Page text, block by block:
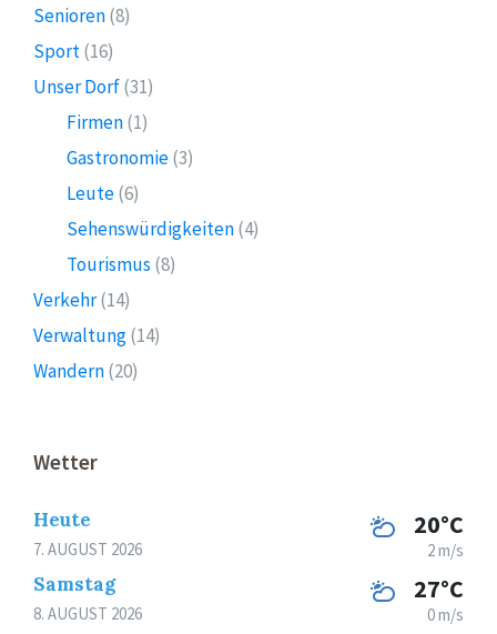
Senioren(8)
Sport(16)
Unser Dorf(31)
Firmen(1)
Gastronomie(3)
Leute(6)
Sehenswürdigkeiten(4)
Tourismus (8)
Verkehr(14)
Verwaltung(14)
Wandern(20)
Wetter
Heute
7. AUGUST 2026
20°C
2 m/s
Samstag
8. AUGUST 2026
27°C
0 m/s